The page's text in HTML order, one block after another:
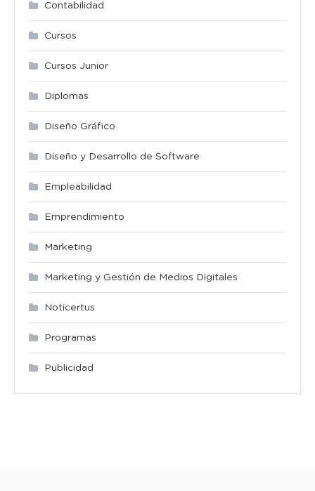
Contabilidad
Cursos
Cursos Junior
Diplomas
Diseño Gráfico
Diseño y Desarrollo de Software
Empleabilidad
Emprendimiento
Marketing
Marketing y Gestión de Medios Digitales
Noticertus
Programas
Publicidad